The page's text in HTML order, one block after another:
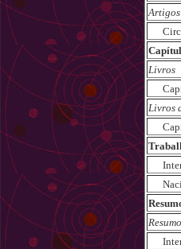
Livros
Livros